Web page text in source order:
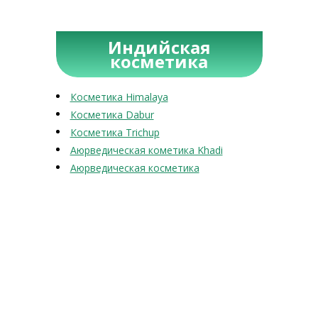
Индийская
косметика
Косметика Himalaya
Косметика Dabur
Косметика Trichup
Аюрведическая кометика Khadi
Аюрведическая косметика